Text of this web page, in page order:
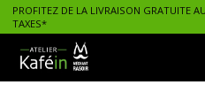
PROFITEZ DE LA LIVRAISON GRATUITE
TAXES*